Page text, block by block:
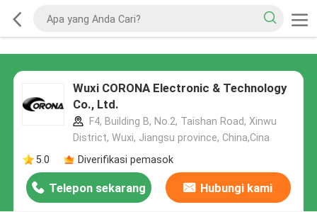
Wuxi CORONA Electronic & Technology
Co., Ltd.
F4, Building B, No.2, Taishan Road, Xinwu
District, Wuxi, Jiangsu province, China,Cina
5.0
Diverifikasi pemasok
Telepon sekarang Hubungi kami